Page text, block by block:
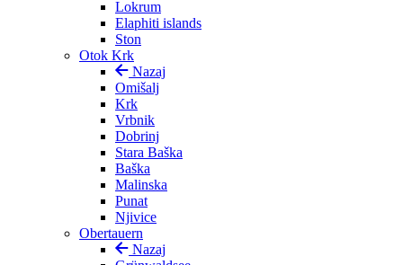
Lokrum
Elaphiti islands
Ston
Otok Krk
Nazaj
Omišalj
Krk
Vrbnik
Dobrinj
Stara Baška
Baška
Malinska
Punat
Njivice
Obertauern
Nazaj